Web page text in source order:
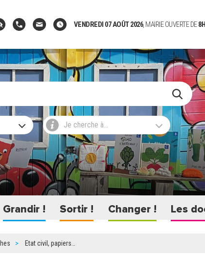
VENDREDI 07 AOÛT 2026, MAIRIE OUVERTE DE
Je cherche à...
Grandir ! Sortir ! Changer ! Les
Etat civil, papiers…